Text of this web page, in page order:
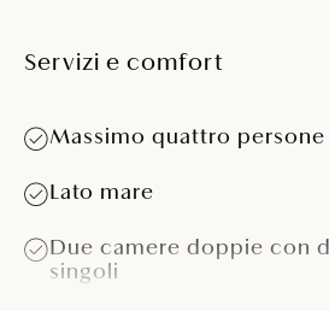
Servizi e comfort
Massimo quattro persone
Lato mare
Due camere doppie con
singoli